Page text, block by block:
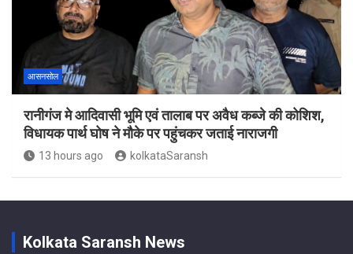
आसनसोल
रानीगंज मे आदिवासी भूमि एवं तालाब पर अवैध कब्जे की कोशिश,
विधायक पार्थ घोष ने मौके पर पहुंचकर जताई नाराजगी
13 hours ago kolkataSaransh
Kolkata Saransh News